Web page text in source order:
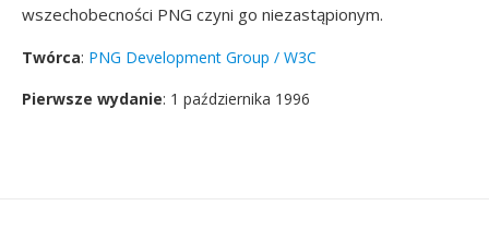
wszechobecności PNG czyni go niezastąpionym.
Twórca: PNG Development Group / W3C
Pierwsze wydanie: 1 października 1996